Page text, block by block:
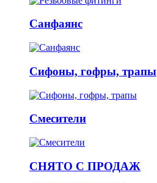
Санфаянс
Сифоны, гофры, трапы
Смесители
СНЯТО С ПРОДАЖ